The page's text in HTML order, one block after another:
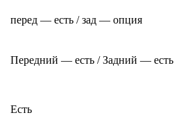
перед — есть / зад — опция
Передний — есть / Задний — есть
Есть